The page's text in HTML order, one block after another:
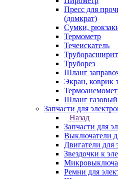
Пресс для
(домкрат)
Сумки,
Термометр
Течеискатель
Труборез
Шланг
Экран, коврик
Шланг газовый
Запчасти для
Назад
Запчасти для
Выключатели
Двигатели для
Звездочки к
Ремни для